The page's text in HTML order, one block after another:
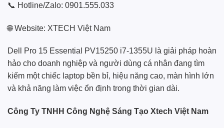
📞 Hotline/Zalo: 0901.555.033
🌐 Website: XTECH Việt Nam
Dell Pro 15 Essential PV15250 i7-1355U là giải pháp hoàn
hảo cho doanh nghiệp và người dùng cá nhân đang tìm
kiếm một chiếc laptop bền bỉ, hiệu năng cao, màn hình lớn
và khả năng làm việc ổn định trong thời gian dài.
Công Ty TNHH Công Nghệ Sáng Tạo Xtech Việt Nam